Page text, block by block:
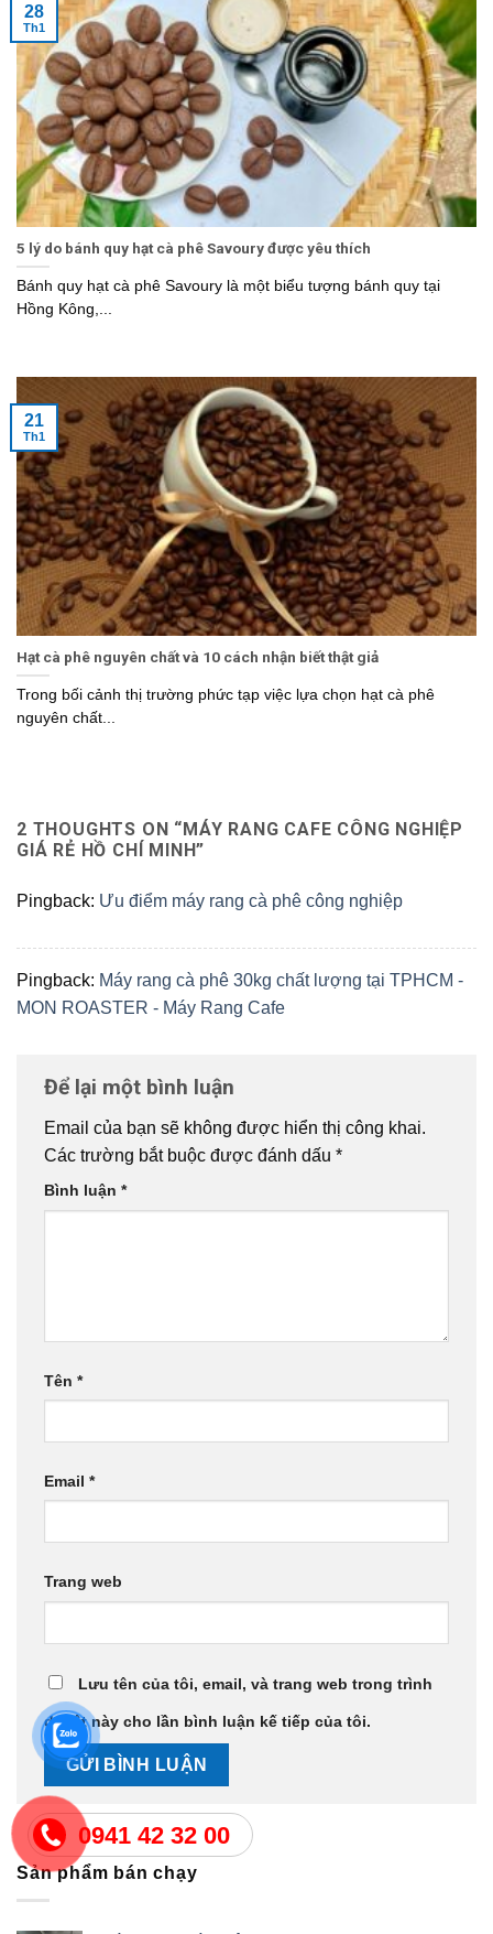
0941 42 32 00
5 lý do bánh quy hạt cà phê Savoury được yêu thích
Bánh quy hạt cà phê Savoury là một biểu tượng bánh quy tại
Hồng Kông,...
28
Th1
Hạt cà phê nguyên chất và 10 cách nhận biết thật giả
Trong bối cảnh thị trường phức tạp việc lựa chọn hạt cà phê
nguyên chất...
21
Th1
2 THOUGHTS ON “MÁY RANG CAFE CÔNG NGHIỆP
GIÁ RẺ HỒ CHÍ MINH”
Pingback: Ưu điểm máy rang cà phê công nghiệp
Pingback: Máy rang cà phê 30kg chất lượng tại TPHCM -
MON ROASTER - Máy Rang Cafe
Để lại một bình luận
Email của bạn sẽ không được hiển thị công khai.
Các trường bắt buộc được đánh dấu *
Bình luận *
Tên *
Email *
Trang web
Lưu tên của tôi, email, và trang web trong trình
duyệt này cho lần bình luận kế tiếp của tôi.
Sản phẩm bán chạy